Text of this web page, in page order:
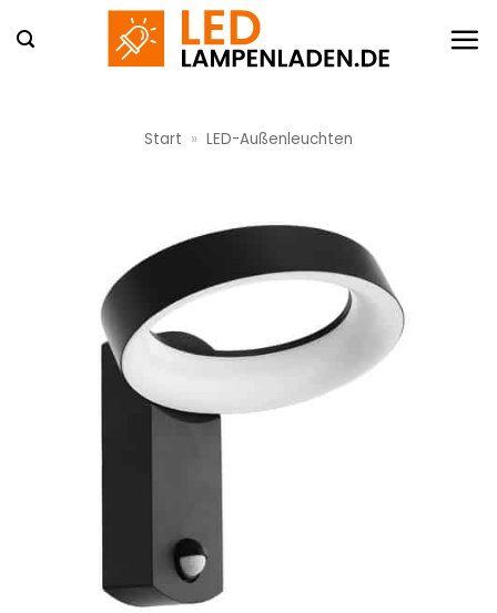
Inhalt
Start » LED-Außenleuchten